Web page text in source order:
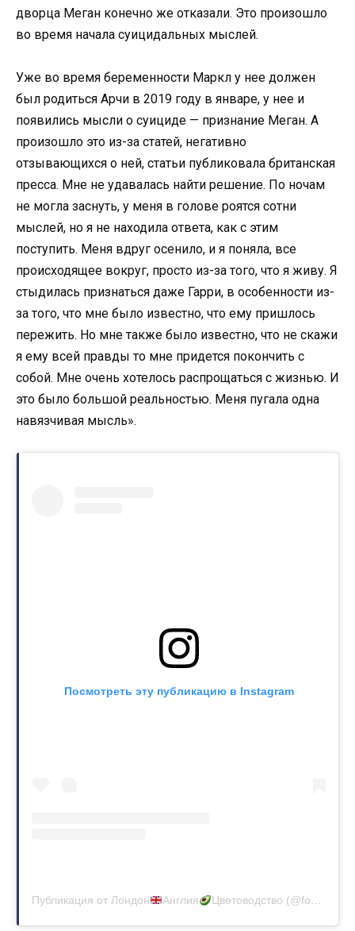
дворца Меган конечно же отказали. Это произошло
во время начала суицидальных мыслей.
Уже во время беременности Маркл у нее должен
был родиться Арчи в 2019 году в январе, у нее и
появились мысли о суициде — признание Меган. А
произошло это из-за статей, негативно
отзывающихся о ней, статьи публиковала британская
пресса. Мне не удавалась найти решение. По ночам
не могла заснуть, у меня в голове роятся сотни
мыслей, но я не находила ответа, как с этим
поступить. Меня вдруг осенило, и я поняла, все
происходящее вокруг, просто из-за того, что я живу. Я
стыдилась признаться даже Гарри, в особенности из-
за того, что мне было известно, что ему пришлось
пережить. Но мне также было известно, что не скажи
я ему всей правды то мне придется покончить с
собой. Мне очень хотелось распрощаться с жизнью. И
это было большой реальностью. Меня пугала одна
навязчивая мысль».
Посмотреть эту публикацию в Instagram
Публикация от Лондон Англия Цветоводство (@fox_ua)